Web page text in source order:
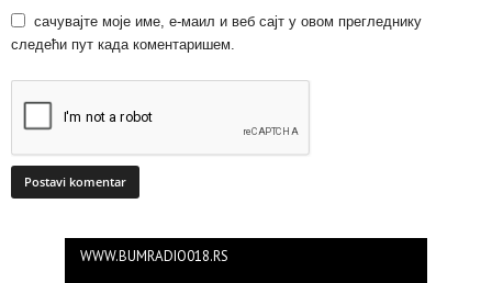
сачувајте моје име, е-маил и веб сајт у овом прегледнику
следећи пут када коментаришем.
WWW.BUMRADIO018.RS